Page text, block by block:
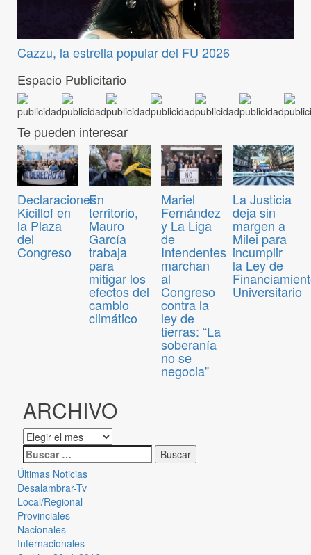
Cazzu, la estrella popular del FU 2026
Espacio Publicitario
Te pueden interesar
Declaraciones:
Kicillof en
la Plaza
del
Congreso
En
territorio,
Mauro
García
trabaja
para
mitigar los
efectos del
cambio
climático
Mariel
Fernández
y La Liga
de
Intendentes
marchan
al
Congreso
contra la
ley de
tierras: “La
soberanía
no se
negocia”
La Justicia
deja sin
margen a
Milei para
incumplir
la Ley de
Universitario
ARCHIVO
Últimas Noticias
Desalambrar-Tv
Local/Regional
Provinciales
Nacionales
Internacionales